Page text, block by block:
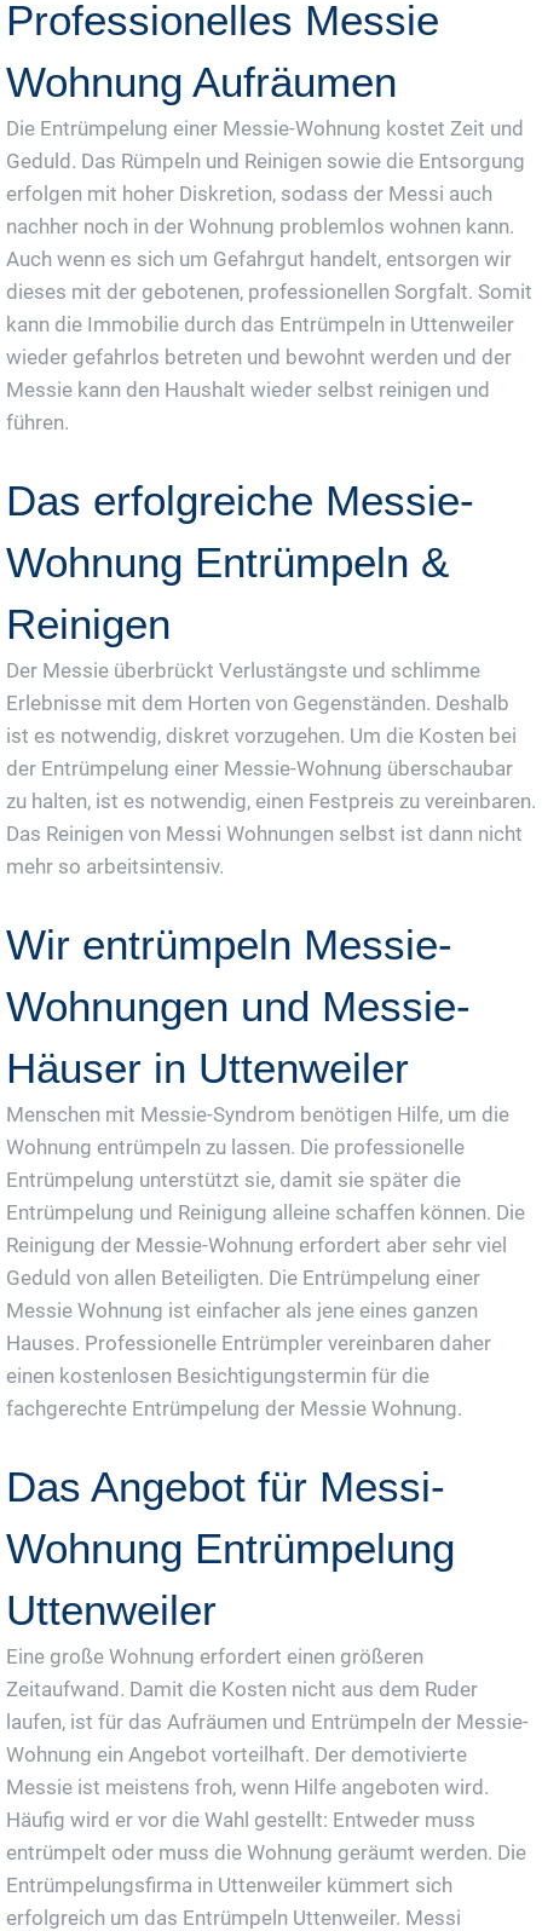
Professionelles Messie
Wohnung Aufräumen
Die Entrümpelung einer Messie-Wohnung kostet Zeit und
Geduld. Das Rümpeln und Reinigen sowie die Entsorgung
erfolgen mit hoher Diskretion, sodass der Messi auch
nachher noch in der Wohnung problemlos wohnen kann.
Auch wenn es sich um Gefahrgut handelt, entsorgen wir
dieses mit der gebotenen, professionellen Sorgfalt. Somit
kann die Immobilie durch das Entrümpeln in Uttenweiler
wieder gefahrlos betreten und bewohnt werden und der
Messie kann den Haushalt wieder selbst reinigen und
führen.
Das erfolgreiche Messie-
Wohnung Entrümpeln &
Reinigen
Der Messie überbrückt Verlustängste und schlimme
Erlebnisse mit dem Horten von Gegenständen. Deshalb
ist es notwendig, diskret vorzugehen. Um die Kosten bei
der Entrümpelung einer Messie-Wohnung überschaubar
zu halten, ist es notwendig, einen Festpreis zu vereinbaren.
Das Reinigen von Messi Wohnungen selbst ist dann nicht
mehr so arbeitsintensiv.
Wir entrümpeln Messie-
Wohnungen und Messie-
Häuser in Uttenweiler
Menschen mit Messie-Syndrom benötigen Hilfe, um die
Wohnung entrümpeln zu lassen. Die professionelle
Entrümpelung unterstützt sie, damit sie später die
Entrümpelung und Reinigung alleine schaffen können. Die
Reinigung der Messie-Wohnung erfordert aber sehr viel
Geduld von allen Beteiligten. Die Entrümpelung einer
Messie Wohnung ist einfacher als jene eines ganzen
Hauses. Professionelle Entrümpler vereinbaren daher
einen kostenlosen Besichtigungstermin für die
fachgerechte Entrümpelung der Messie Wohnung.
Das Angebot für Messi-
Wohnung Entrümpelung
Uttenweiler
Eine große Wohnung erfordert einen größeren
Zeitaufwand. Damit die Kosten nicht aus dem Ruder
laufen, ist für das Aufräumen und Entrümpeln der Messie-
Wohnung ein Angebot vorteilhaft. Der demotivierte
Messie ist meistens froh, wenn Hilfe angeboten wird.
Häufig wird er vor die Wahl gestellt: Entweder muss
entrümpelt oder muss die Wohnung geräumt werden. Die
Entrümpelungsfirma in Uttenweiler kümmert sich
erfolgreich um das Entrümpeln Uttenweiler. Messi